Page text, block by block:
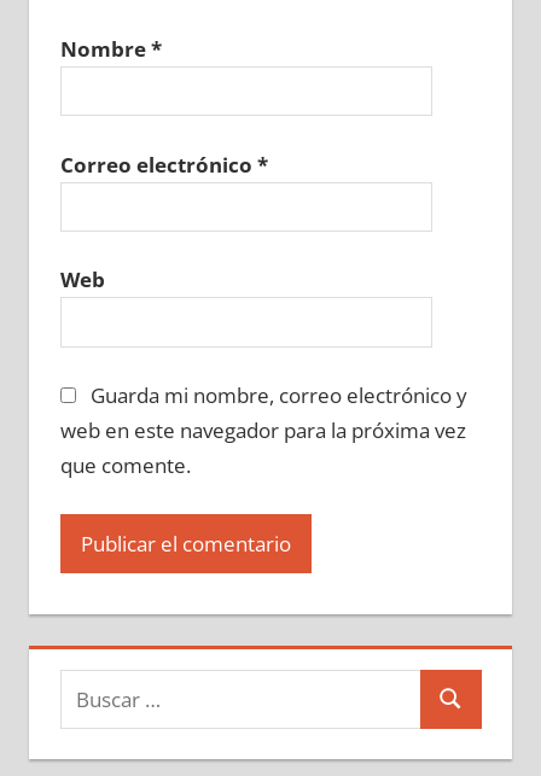
Nombre*
Correo electrónico *
Web
Guarda mi nombre, correo electrónico y
web en este navegador para la próxima vez
que comente.
Buscar